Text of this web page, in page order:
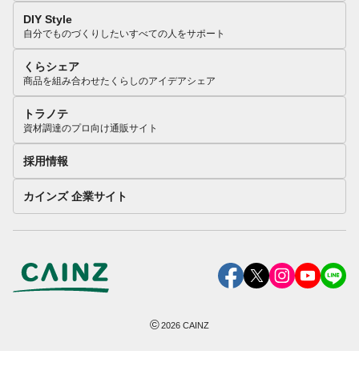
DIY Style
自分でものづくりしたいすべての人をサポート
くらシェア
商品を組み合わせたくらしのアイデアシェア
トラノテ
資材調達のプロ向け通販サイト
採用情報
カインズ 企業サイト
©2026 CAINZ